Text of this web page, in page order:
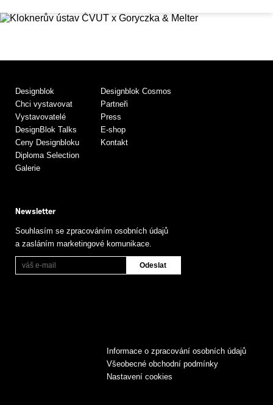
Designblok
Chci vystavovat
Vystavovatelé
DesignBlok Talks
Ceny Designbloku
Diploma Selection
Galerie
Designblok Cosmos
Partneři
Press
E-shop
Kontakt
Newsletter
Souhlasím se zpracováním osobních údajů
a zasláním marketingové komunikace.
Informace o zpracování osobních údajů
Všeobecné obchodní podmínky
Nastavení cookies